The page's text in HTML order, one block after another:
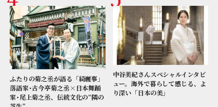
ふたりの菊之丞が語る「綺麗事」
落語家･古今亭菊之丞×日本舞踊
家･尾上菊之丞、伝統文化の“隣の
中谷美紀さんスペシャルインタビ
ュー。海外で暮らして感じる、よ
り深い「日本の美」